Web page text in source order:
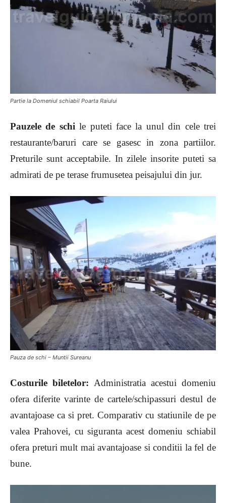
Partie la Domeniul schiabil Poarta Raiului
Pauzele de schi le puteti face la unul din cele trei
restaurante/baruri care se gasesc in zona partiilor.
Preturile sunt acceptabile. In zilele insorite puteti sa
admirati de pe terase frumusetea peisajului din jur.
Pauza de schi – Muntii Sureanu
Costurile biletelor: Administratia acestui domeniu
ofera diferite varinte de cartele/schipassuri destul de
avantajoase ca si pret. Comparativ cu statiunile de pe
valea Prahovei, cu siguranta acest domeniu schiabil
ofera preturi mult mai avantajoase si conditii la fel de
bune.